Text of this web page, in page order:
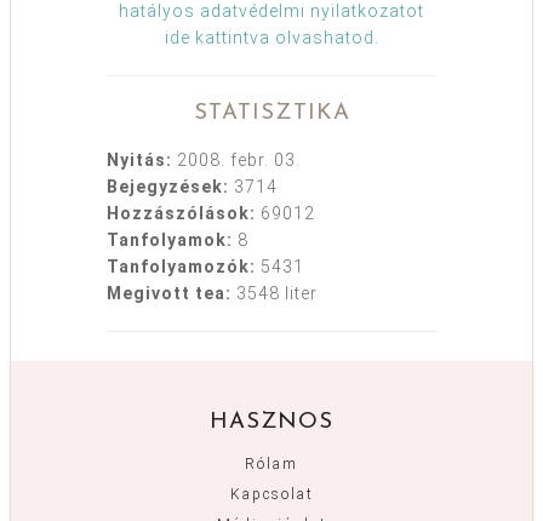
hatályos adatvédelmi nyilatkozatot
ide kattintva olvashatod .
STATISZTIKA
Nyitás: 2008. febr. 03.
Bejegyzések: 3714
Hozzászólások: 69012
Tanfolyamok: 8
Tanfolyamozók: 5431
Megivott tea: 3548 liter
HASZNOS
Rólam
Kapcsolat